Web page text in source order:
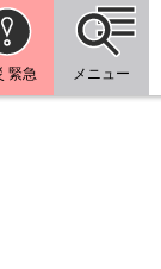
緊急 メニュー